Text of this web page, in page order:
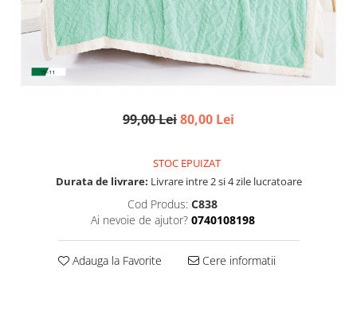
99,00 Lei80,00 Lei
STOC EPUIZAT
Durata de livrare: Livrare intre 2 si 4 zile lucratoare
Cod Produs: C838
Ai nevoie de ajutor? 0740108198
Adauga la Favorite Cere informatii